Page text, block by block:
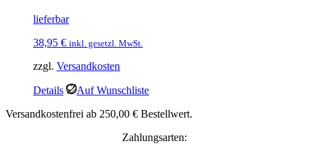
lieferbar
38,95 € inkl. gesetzl. MwSt.
zzgl. Versandkosten
Details
Auf Wunschliste
Versandkostenfrei ab 250,00 € Bestellwert.
Zahlungsarten: